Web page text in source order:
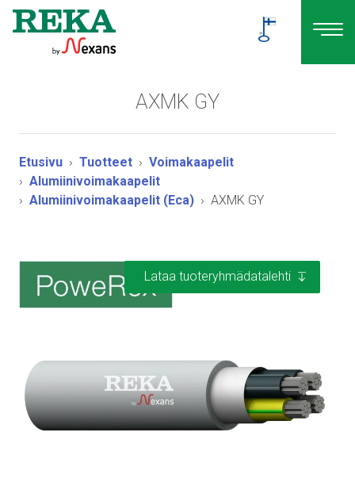
AXMK GY
Etusivu Tuotteet
Voimakaapelit
Alumiinivoimakaapelit
Alumiinivoimakaapelit (Eca)
AXMK GY
Lataa tuoteryhmädatalehti